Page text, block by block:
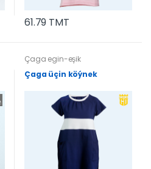
61.79 TMT
Çaga egin-eşik
Çaga üçin köýnek